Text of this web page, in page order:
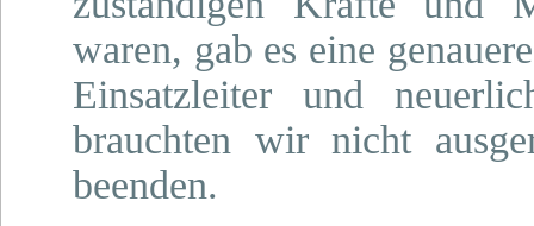
waren, gab es eine
Einsatzleiter und
brauchten wir nicht
beenden.